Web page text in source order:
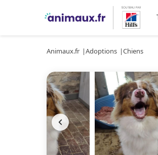
Animaux.fr Adoptions Chiens